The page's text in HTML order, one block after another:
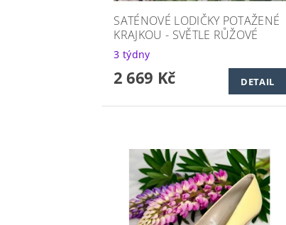
SATÉNOVÉ LODIČKY POTAŽENÉ
KRAJKOU - SVĚTLE RŮŽOVÉ
3 týdny
2 669 Kč DETAIL